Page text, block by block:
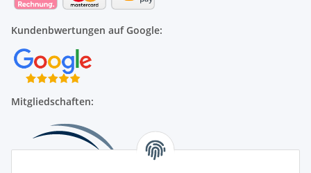
Kundenbwertungen auf Google:
Mitgliedschaften: